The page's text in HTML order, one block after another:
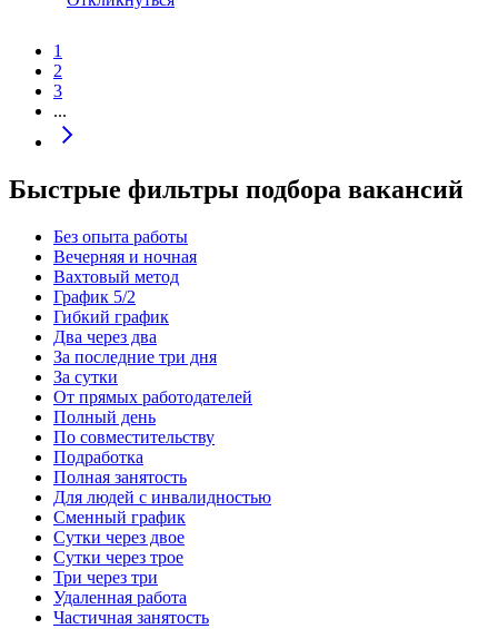
1
2
3
...
Быстрые фильтры подбора вакансий
Без опыта работы
Вечерняя и ночная
Вахтовый метод
График 5/2
Гибкий график
Два через два
За последние три дня
За сутки
От прямых работодателей
Полный день
По совместительству
Подработка
Полная занятость
Для людей с инвалидностью
Сменный график
Сутки через двое
Сутки через трое
Три через три
Удаленная работа
Частичная занятость